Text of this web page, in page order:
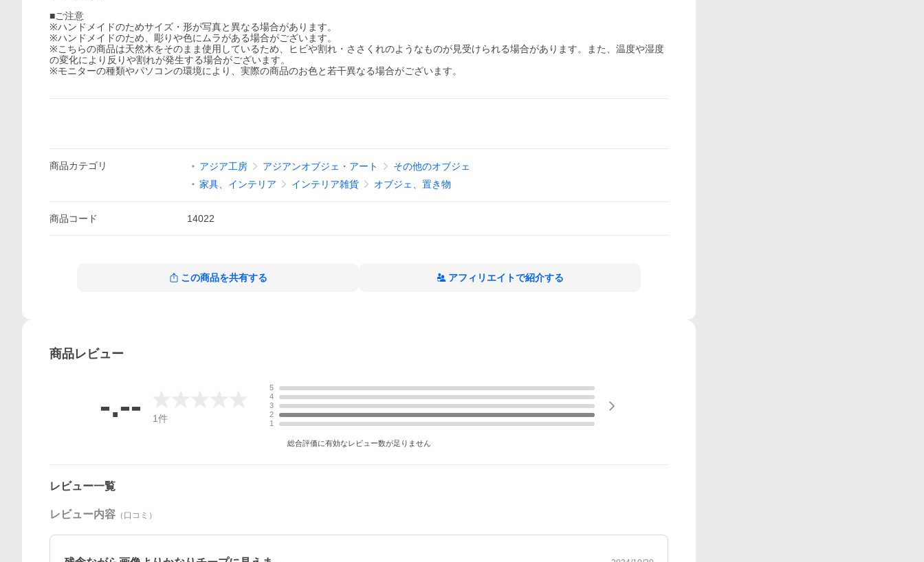
■ご注意
※ハンドメイドのためサイズ・形が写真と異なる場合があります。
※ハンドメイドのため、彫りや色にムラがある場合がございます。
※こちらの商品は天然木をそのまま使用しているため、ヒビや割れ・ささくれのようなものが見受けられる場合があります。また、温度や湿度
の変化により反りや割れが発生する場合がございます。
※モニターの種類やパソコンの環境により、実際の商品のお色と若干異なる場合がございます。
商品カテゴリ アジア工房 アジアンオブジェ・アート
その他のオブジェ
家具、インテリア
インテリア雑貨 オブジェ、置き物
商品コード 14022
この商品を共有する アフィリエイトで紹介する
商品レビュー
-.-- 1件
5
4
3
2
1
総合評価に有効なレビュー数が足りません
レビュー一覧
レビュー内容 （口コミ）